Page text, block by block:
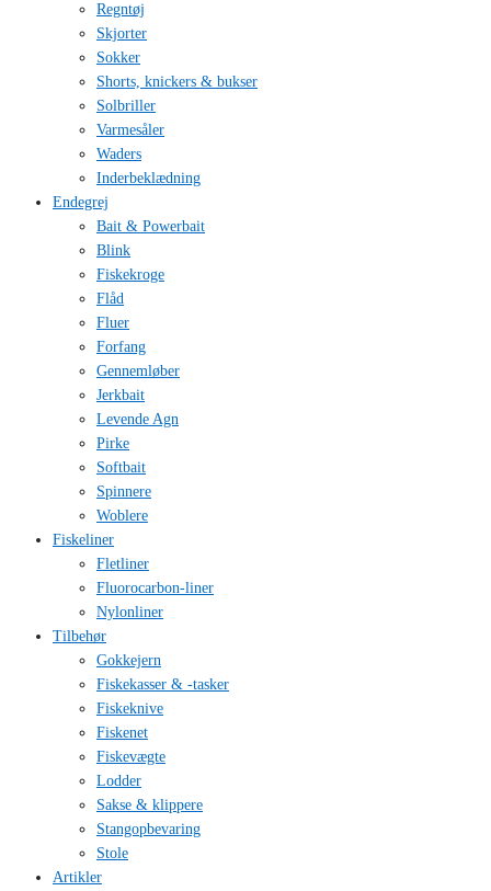
Regntøj
Skjorter
Sokker
Shorts, knickers & bukser
Solbriller
Varmesåler
Waders
Inderbeklædning
Endegrej
Bait & Powerbait
Blink
Fiskekroge
Flåd
Fluer
Forfang
Gennemløber
Jerkbait
Levende Agn
Pirke
Softbait
Spinnere
Woblere
Fiskeliner
Fletliner
Fluorocarbon-liner
Nylonliner
Tilbehør
Gokkejern
Fiskekasser & -tasker
Fiskeknive
Fiskenet
Fiskevægte
Lodder
Sakse & klippere
Stangopbevaring
Stole
Artikler